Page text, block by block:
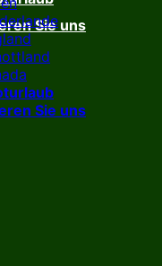
Sie uns
Sie uns